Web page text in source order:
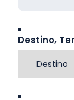
Destino,